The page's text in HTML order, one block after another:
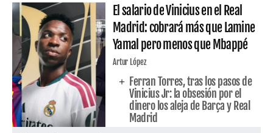
El salario de Vinicius en el Real
Madrid: cobrará más que Lamine
Yamal pero menos que Mbappé
Artur López
Ferran Torres, tras los pasos de
Vinicius Jr: la obsesión por el
dinero los aleja de Barça y Real
Madrid